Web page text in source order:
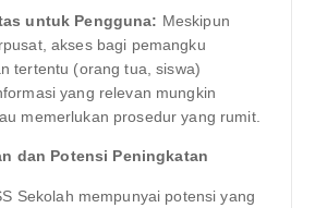
untuk Pengguna: Meskipun
akses bagi pemangku
tertentu (orang tua, siswa)
yang relevan mungkin
memerlukan prosedur yang rumit.
dan Potensi Peningkatan
Sekolah mempunyai potensi yang